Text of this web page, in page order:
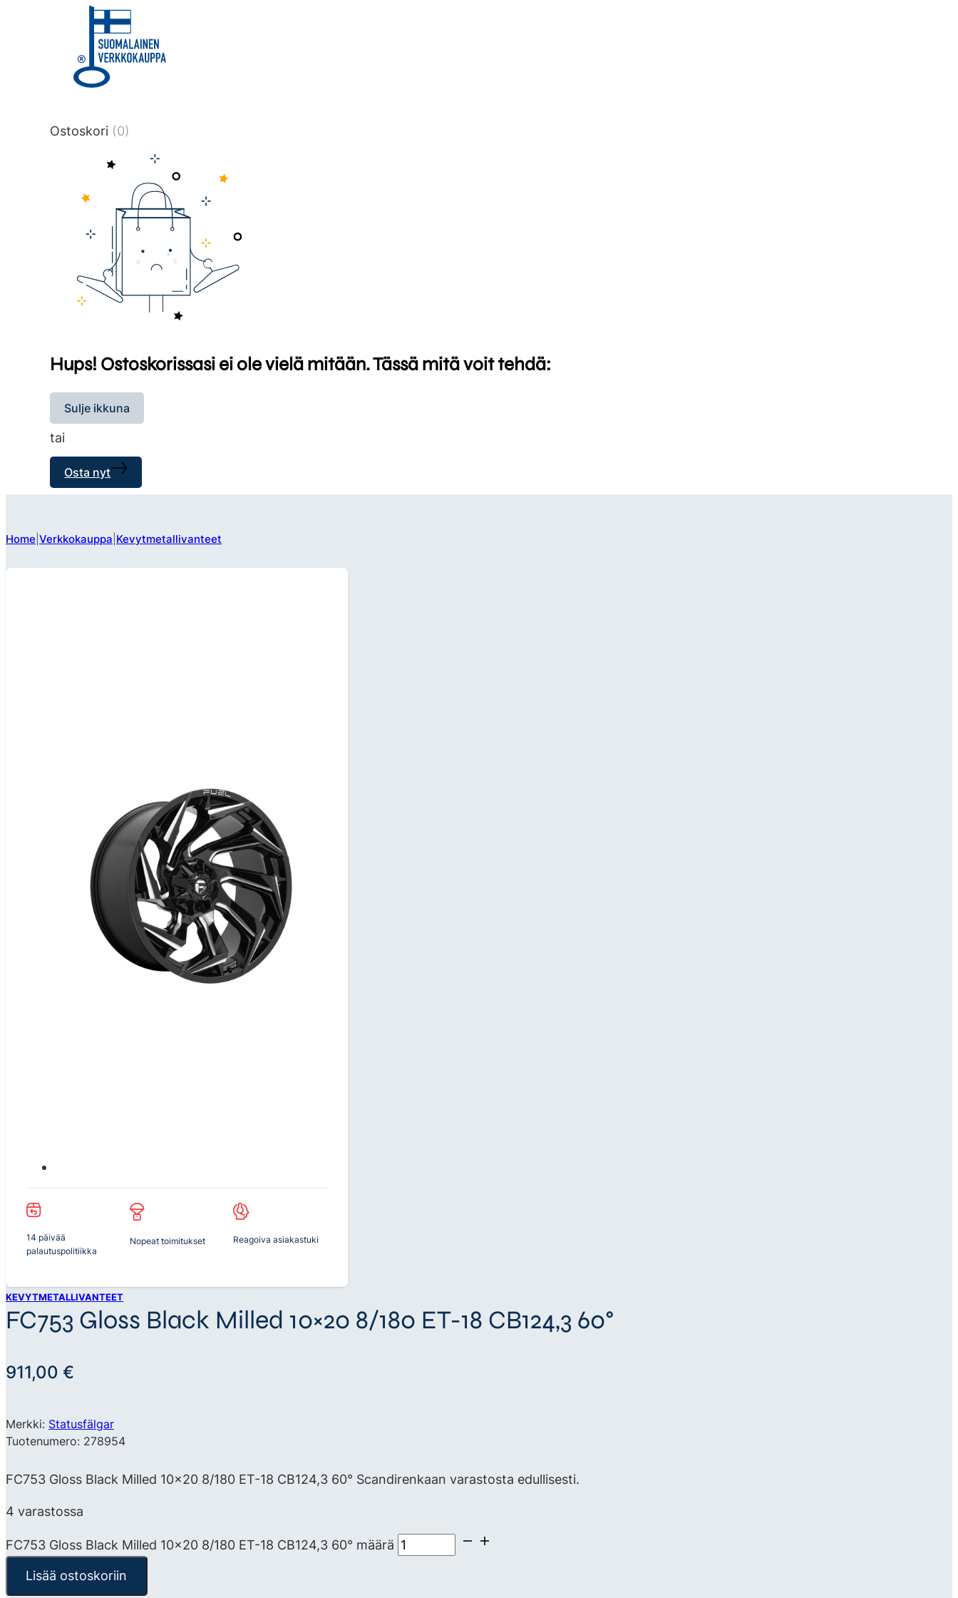
title or content.","post_type":
["product"],"ajax_loader_animation":"ripple","ajax_loader_selector":"#brxe-
tmlmvi","meta_query":
data-original-query-vars="[]" data-page="1" data-max-
Ostoskori (0)
Hups! Ostoskorissasi ei ole vielä mitään. Tässä mitä voit tehdä:
Sulje ikkuna
tai
Osta nyt
Home Verkkokauppa Kevytmetallivanteet
14 päivää
palautuspolitiikka
Nopeat toimitukset Reagoiva asiakastuki
KEVYTMETALLIVANTEET
FC753 Gloss Black Milled 10×20 8/180 ET-18 CB124,3 60°
911,00 €
Merkki: Statusfälgar
Tuotenumero: 278954
FC753 Gloss Black Milled 10×20 8/180 ET-18 CB124,3 60° Scandirenkaan varastosta edullisesti.
4 varastossa
FC753 Gloss Black Milled 10x20 8/180 ET-18 CB124,3 60° määrä
Lisää ostoskoriin